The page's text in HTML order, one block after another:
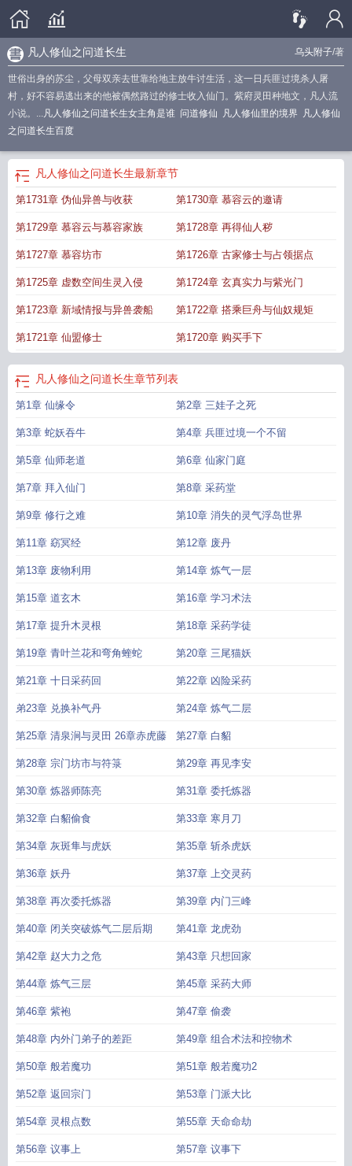
乌头附子/著
凡人修仙之问道长生
世俗出身的苏尘，父母双亲去世靠给地主放牛讨生活，这一日兵匪过境杀人屠
村，好不容易逃出来的他被偶然路过的修士收入仙门。紫府灵田种地文，凡人流
小说。...凡人修仙之问道长生女主角是谁 问道修仙 凡人修仙里的境界
凡人修仙
之问道长生百度
凡人修仙之问道长生最新章节
第1731章 伪仙异兽与收获 第1730章 慕容云的邀请
第1729章 慕容云与慕容家族 第1728章 再得仙人秽
第1727章 慕容坊市 第1726章 古家修士与占领据点
第1725章 虚数空间生灵入侵 第1724章 玄真实力与紫光门
第1723章 新域情报与异兽袭船 第1722章 搭乘巨舟与仙奴规矩
第1721章 仙盟修士 第1720章 购买手下
凡人修仙之问道长生章节列表
第1章 仙缘令 第2章 三娃子之死
第3章 蛇妖吞牛 第4章 兵匪过境一个不留
第5章 仙师老道 第6章 仙家门庭
第7章 拜入仙门 第8章 采药堂
第9章 修行之难 第10章 消失的灵气浮岛世界
第11章 窈冥经 第12章 废丹
第13章 废物利用 第14章 炼气一层
第15章 道玄木 第16章 学习术法
第17章 提升木灵根 第18章 采药学徒
第19章 青叶兰花和弯角蝰蛇 第20章 三尾猫妖
第21章 十日采药回 第22章 凶险采药
弟23章 兑换补气丹 第24章 炼气二层
第25章 清泉涧与灵田 26章赤虎藤 第27章 白貂
第28章 宗门坊市与符箓 第29章 再见李安
第30章 炼器师陈亮 第31章 委托炼器
第32章 白貂偷食 第33章 寒月刀
第34章 灰斑隼与虎妖 第35章 斩杀虎妖
第36章 妖丹 第37章 上交灵药
第38章 再次委托炼器 第39章 内门三峰
第40章 闭关突破炼气二层后期 第41章 龙虎劲
第42章 赵大力之危 第43章 只想回家
第44章 炼气三层 第45章 采药大师
第46章 紫袍 第47章 偷袭
第48章 内外门弟子的差距 第49章 组合术法和控物术
第50章 般若魔功 第51章 般若魔功2
第52章 返回宗门 第53章 门派大比
第54章 灵根点数 第55章 天命命劫
第56章 议事上 第57章 议事下